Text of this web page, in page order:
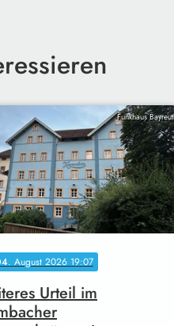
Funkhaus
. August 2026 19:07
Urteil im